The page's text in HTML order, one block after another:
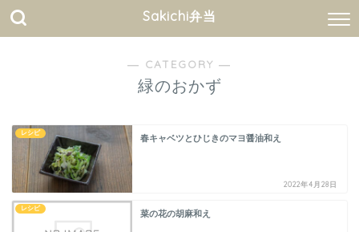
Sakichi弁当
― CATEGORY ―
緑のおかず
レシピ
春キャベツとひじきのマヨ醤油和え
2022年4月28日
レシピ
菜の花の胡麻和え